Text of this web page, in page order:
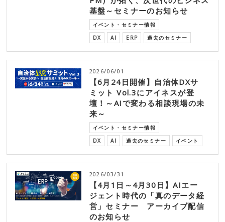
基盤～セミナーのお知らせ
イベント・セミナー情報
DX
AI ERP 過去のセミナー
2026/06/01
【6月24日開催】自治体DXサ
ミット Vol.3にアイネスが登
壇！～AIで変わる相談現場の未
来～
イベント・セミナー情報
DX
AI 過去のセミナー イベント
2026/03/31
【4月1日～4月30日】AIエー
ジェント時代の「真のデータ経
営」セミナー アーカイブ配信
のお知らせ